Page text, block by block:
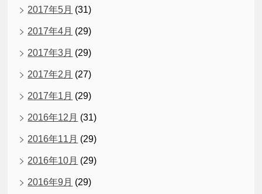
2017年5月 (31)
2017年4月 (29)
2017年3月 (29)
2017年2月 (27)
2017年1月 (29)
2016年12月 (31)
2016年11月 (29)
2016年10月 (29)
2016年9月 (29)